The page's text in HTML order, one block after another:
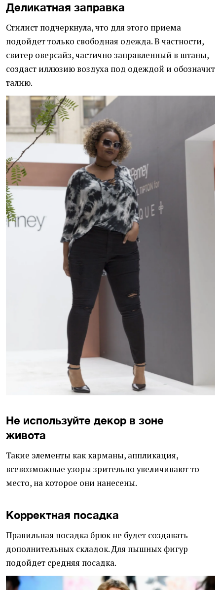
Деликатная заправка
Стилист подчеркнула, что для этого приема
подойдет только свободная одежда. В частности,
свитер оверсайз, частично заправленный в штаны,
создаст иллюзию воздуха под одеждой и обозначит
талию.
Не используйте декор в зоне
живота
Такие элементы как карманы, аппликация,
всевозможные узоры зрительно увеличивают то
место, на которое они нанесены.
Корректная посадка
Правильная посадка брюк не будет создавать
дополнительных складок. Для пышных фигур
подойдет средняя посадка.